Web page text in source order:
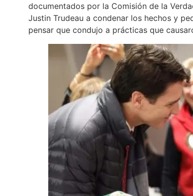
documentados por la Comisión de la
Justin Trudeau a condenar los hechos y
pensar que condujo a prácticas que